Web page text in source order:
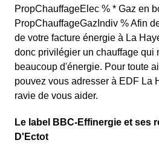
PropChauffageElec % * Gaz en
PropChauffageGazIndiv % Afin
de votre facture énergie à La
donc privilégier un chauffage qui
beaucoup d'énergie. Pour toute
pouvez vous adresser à EDF La
ravie de vous aider.
Le label BBC-Effinergie et ses
D'Ectot